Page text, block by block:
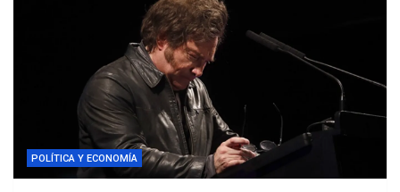
POLÍTICA Y ECONOMÍA